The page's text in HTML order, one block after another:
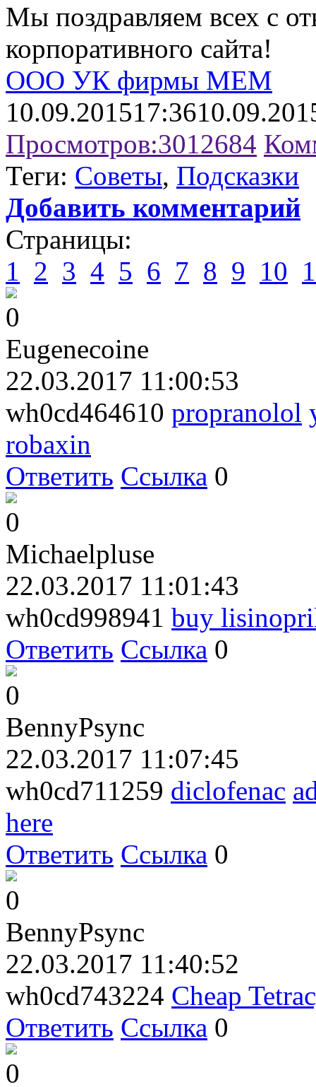
Мы поздравляем всех с
корпоративного сайта!
ООО УК фирмы МЕМ
10.09.201517:36
Просмотров:3012684
Теги: Советы, Подсказки
Добавить комментарий
Страницы:
1
2 3 4 5 6 7 8 9 10
0
Eugenecoine
22.03.2017 11:00:53
wh0cd464610 propranolol
robaxin
Ответить Ссылка 0
0
Michaelpluse
22.03.2017 11:01:43
wh0cd998941 buy
Ответить Ссылка 0
0
BennyPsync
22.03.2017 11:07:45
wh0cd711259 diclofenac
here
Ответить Ссылка 0
0
BennyPsync
22.03.2017 11:40:52
wh0cd743224 Cheap
Ответить Ссылка 0
0